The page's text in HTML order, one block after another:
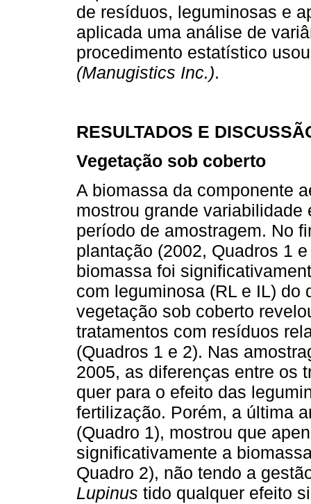
de resíduos, leguminosas e
aplicada uma análise de
procedimento estatístico
(Manugistics Inc.).
RESULTADOS E
Vegetação sob coberto
A biomassa da componente
mostrou grande
período de amostragem. No
plantação (2002, Quadros 1
biomassa foi
com leguminosa (RL e IL) do
vegetação sob coberto
tratamentos com resíduos
(Quadros 1 e 2). Nas
2005, as diferenças entre os
quer para o efeito das
fertilização. Porém, a última
(Quadro 1), mostrou que
significativamente a
Quadro 2), não tendo a
Lupinus tido qualquer efeito